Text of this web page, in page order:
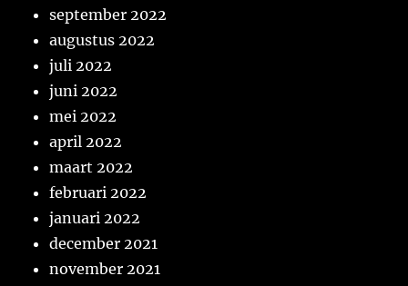
september 2022
augustus 2022
juli 2022
juni 2022
mei 2022
april 2022
maart 2022
februari 2022
januari 2022
december 2021
november 2021